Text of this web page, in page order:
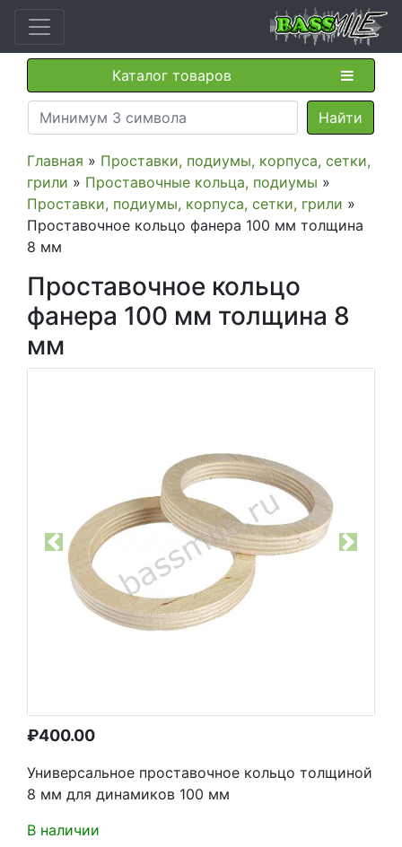
Каталог товаров
Главная » Проставки, подиумы, корпуса, сетки,
грили » Проставочные кольца, подиумы »
Проставки, подиумы, корпуса, сетки, грили »
Проставочное кольцо фанера 100 мм толщина
8 мм
Проставочное кольцо
фанера 100 мм толщина 8
мм
Previous Next
₽400.00
Универсальное проставочное кольцо толщиной
8 мм для динамиков 100 мм
В наличии